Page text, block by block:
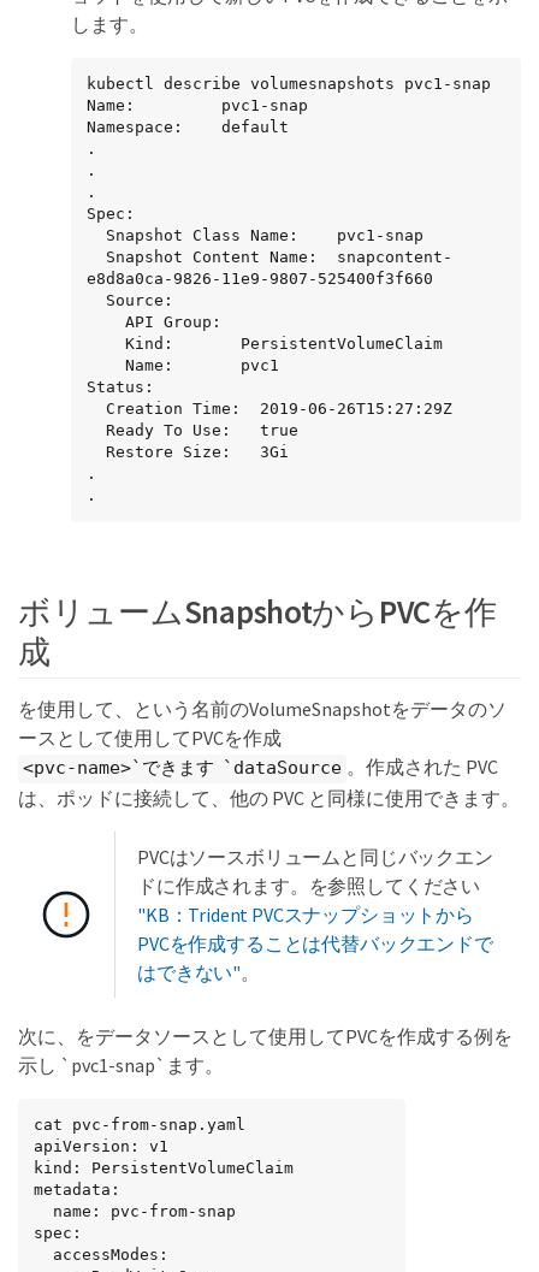
します。
kubectl describe volumesnapshots pvc1-snap
Name:         pvc1-snap
Namespace:    default
.
.
.
Spec:
e8d8a0ca-9826-11e9-9807-525400f3f660
Status:
.
.
ボリュームSnapshotからPVCを作
成
を使用して、という名前のVolumeSnapshotをデータのソ
ースとして使用してPVCを作成
<pvc-name>`できます `dataSource 。作成された PVC
は、ポッドに接続して、他の PVC と同様に使用できます。
PVCはソースボリュームと同じバックエン
ドに作成されます。を参照してください
"KB：Trident PVCスナップショットから
PVCを作成することは代替バックエンドで
はできない"。
次に、をデータソースとして使用してPVCを作成する例を
示し `pvc1-snap`ます。
cat pvc-from-snap.yaml
apiVersion: v1
kind: PersistentVolumeClaim
metadata:
spec: